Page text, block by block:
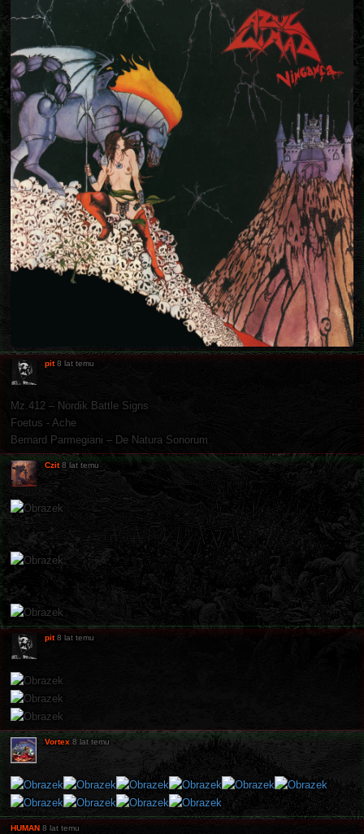
pit 8 lat temu
Mz.412 ‎– Nordik Battle Signs
Foetus - Ache
Bernard Parmegiani ‎– De Natura Sonorum
Czit 8 lat temu
pit 8 lat temu
Vortex 8 lat temu
HUMAN 8 lat temu